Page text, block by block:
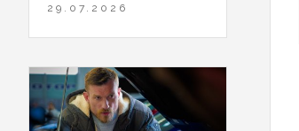
29.07.2026